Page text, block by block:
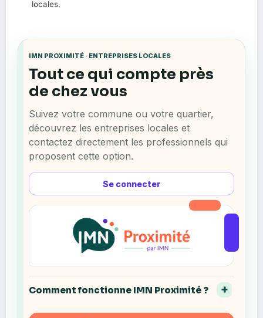
locales.
IMN PROXIMITÉ · ENTREPRISES LOCALES
Se connecter
Tout ce qui compte près
de chez vous
Suivez votre commune ou votre quartier,
découvrez les entreprises locales et
contactez directement les professionnels qui
proposent cette option.
Comment fonctionne IMN Proximité ?